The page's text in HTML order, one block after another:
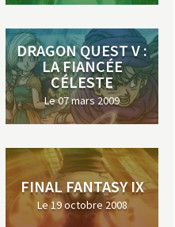
DRAGON QUEST V :
LA FIANCÉE
CÉLESTE
Le 07 mars 2009
FINAL FANTASY IX
Le 19 octobre 2008